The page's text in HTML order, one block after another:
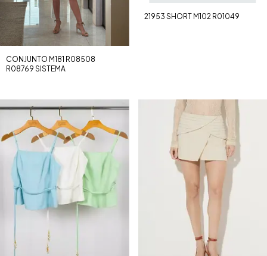
CONJUNTO M181 R08508
R08769 SISTEMA
21953 SHORT M102 R01049